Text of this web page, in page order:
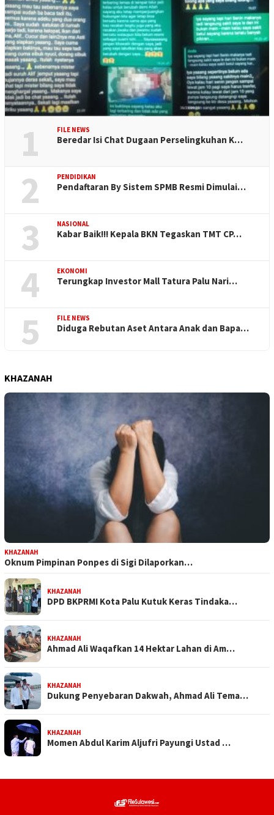
1 FILE NEWS
Beredar Isi Chat Dugaan Perselingkuhan K…
2 PENDIDIKAN
Pendaftaran By Sistem SPMB Resmi Dimulai…
3 NASIONAL
Kabar Baik!!! Kepala BKN Tegaskan TMT CP…
4 EKONOMI
Terungkap Investor Mall Tatura Palu Nari…
5 FILE NEWS
Diduga Rebutan Aset Antara Anak dan Bapa…
KHAZANAH
KHAZANAH
Oknum Pimpinan Ponpes di Sigi Dilaporkan…
KHAZANAH
DPD BKPRMI Kota Palu Kutuk Keras Tindaka…
KHAZANAH
Ahmad Ali Waqafkan 14 Hektar Lahan di Am…
KHAZANAH
Dukung Penyebaran Dakwah, Ahmad Ali Tema…
KHAZANAH
Momen Abdul Karim Aljufri Payungi Ustad …